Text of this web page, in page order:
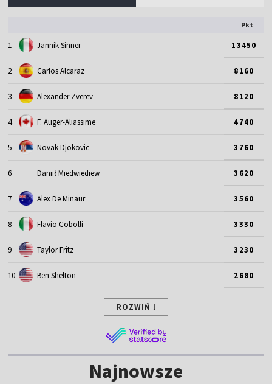
Pkt
1 Jannik Sinner 13450
2 Carlos Alcaraz 8160
3 Alexander Zverev 8120
4 F. Auger-Aliassime 4740
5 Novak Djokovic 3760
6 Daniił Miedwiediew 3620
7 Alex De Minaur 3560
8 Flavio Cobolli 3330
9 Taylor Fritz 3230
10 Ben Shelton 2680
ROZWIŃ
Najnowsze